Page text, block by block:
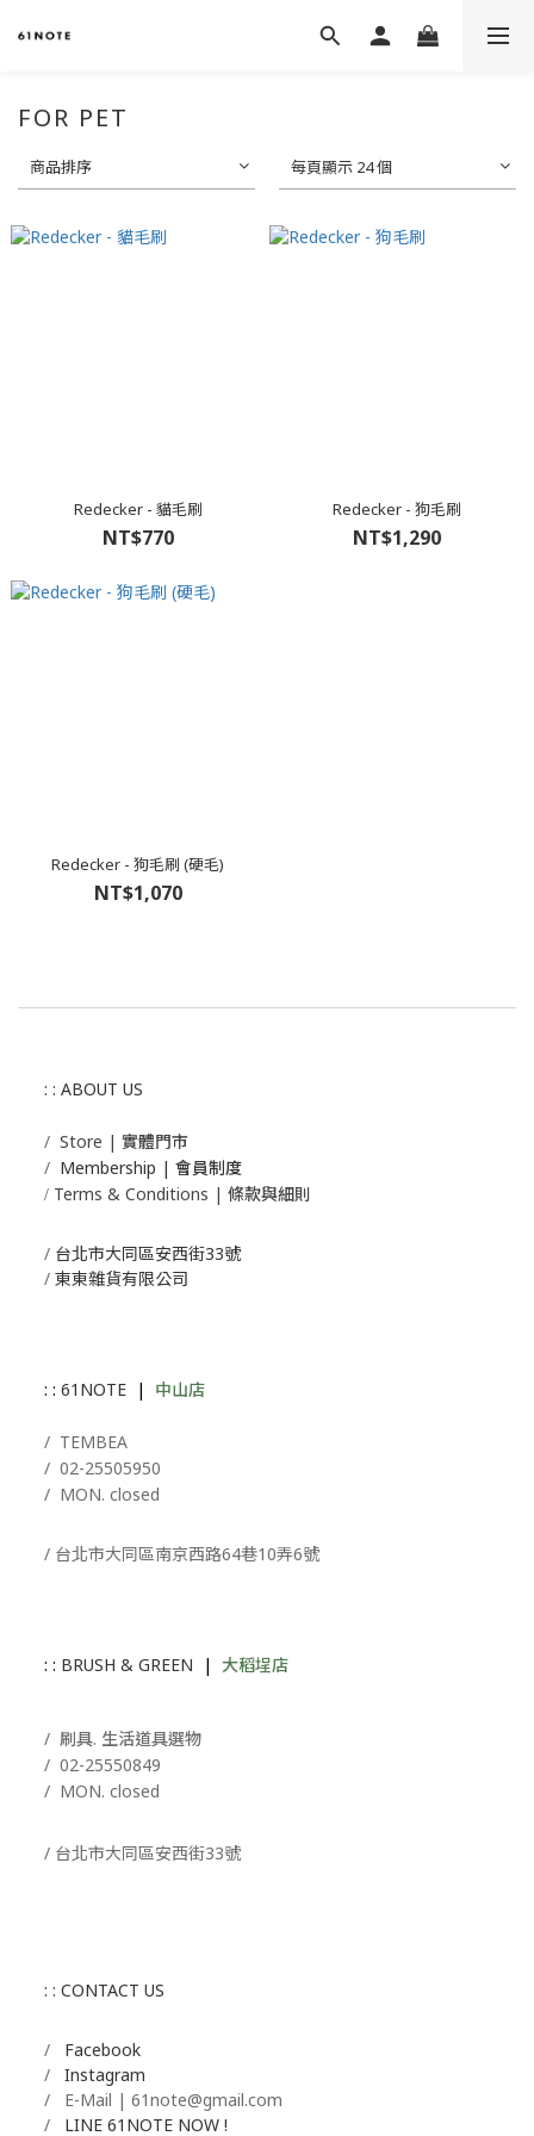
FOR PET
商品排序 每頁顯示 24 個
Redecker - 貓毛刷
NT$770
Redecker - 狗毛刷
NT$1,290
Redecker - 狗毛刷 (硬毛)
NT$1,070
: : ABOUT US
/ Store | 實體門市
/ Membership | 會員制度
/ Terms & Conditions | 條款與細則
/ 台北市大同區安西街33號
/ 東東雜貨有限公司
: : 61NOTE | 中山店
/ TEMBEA
/ 02-25505950
/ MON. closed
/ 台北市大同區南京西路64巷10弄6號
: : BRUSH & GREEN | 大稻埕店
/ 刷具. 生活道具選物
/ 02-25550849
/ MON. closed
/ 台北市大同區安西街33號
: : CONTACT US
/ Facebook
/ Instagram
/ E-Mail | 61note@gmail.com
/ LINE 61NOTE NOW !